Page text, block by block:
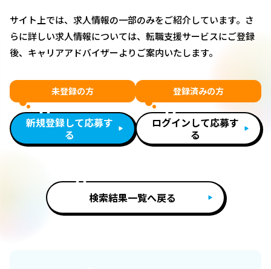
サイト上では、求人情報の一部のみをご紹介しています。さ
らに詳しい求人情報については、転職支援サービスにご登録
後、キャリアアドバイザーよりご案内いたします。
未登録の方
新規登録して応募す
る
登録済みの方
ログインして応募す
る
検索結果一覧へ戻る